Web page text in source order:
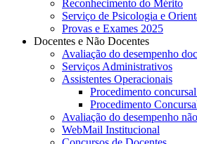
Reconhecimento do Mérito
Serviço de Psicologia e
Provas e Exames 2025
Docentes e Não Docentes
Avaliação do desempenho
Serviços Administrativos
Assistentes Operacionais
Procedimento
Procedimento
Avaliação do desempenho
WebMail Institucional